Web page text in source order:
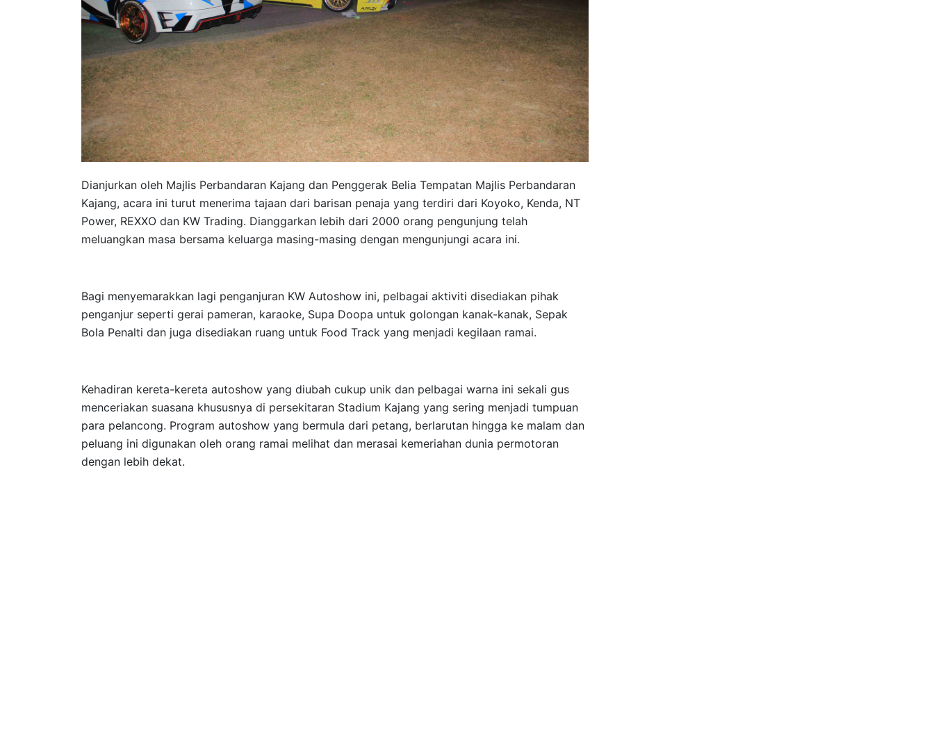
Dianjurkan oleh Majlis Perbandaran Kajang dan Penggerak Belia Tempatan Majlis Perbandaran
Kajang, acara ini turut menerima tajaan dari barisan penaja yang terdiri dari Koyoko, Kenda, NT
Power, REXXO dan KW Trading. Dianggarkan lebih dari 2000 orang pengunjung telah
meluangkan masa bersama keluarga masing-masing dengan mengunjungi acara ini.
Bagi menyemarakkan lagi penganjuran KW Autoshow ini, pelbagai aktiviti disediakan pihak
penganjur seperti gerai pameran, karaoke, Supa Doopa untuk golongan kanak-kanak, Sepak
Bola Penalti dan juga disediakan ruang untuk Food Track yang menjadi kegilaan ramai.
Kehadiran kereta-kereta autoshow yang diubah cukup unik dan pelbagai warna ini sekali gus
menceriakan suasana khususnya di persekitaran Stadium Kajang yang sering menjadi tumpuan
para pelancong. Program autoshow yang bermula dari petang, berlarutan hingga ke malam dan
peluang ini digunakan oleh orang ramai melihat dan merasai kemeriahan dunia permotoran
dengan lebih dekat.